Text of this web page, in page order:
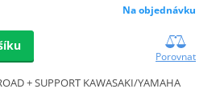
Na objednávku
Porovnat
+ SUPPORT KAWASAKI/YAMAHA